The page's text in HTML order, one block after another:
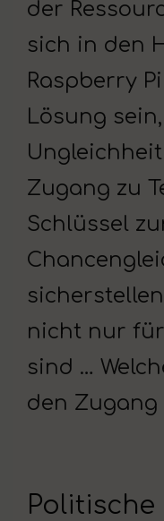
der
sich in den
Raspberry
Lösung
Zugang zu
Schlüssel
nicht nur
sind …
den Zugang